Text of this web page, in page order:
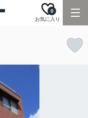
お気に入り
0